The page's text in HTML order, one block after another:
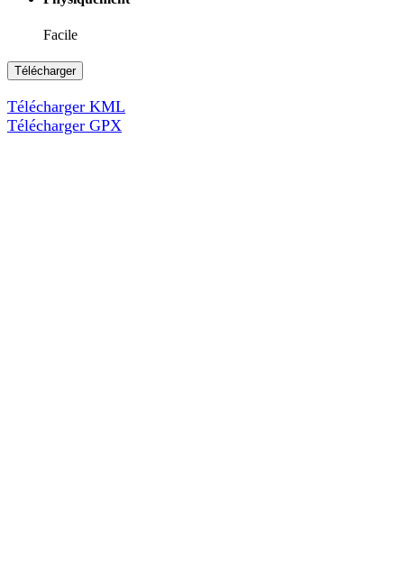
Facile
Télécharger
Télécharger KML
Télécharger GPX